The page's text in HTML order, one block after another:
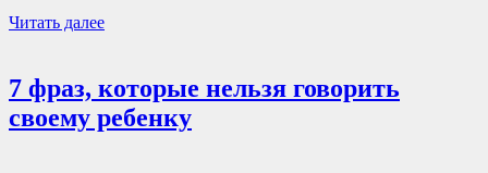
Читать далее
7 фраз, которые нельзя говорить
своему ребенку